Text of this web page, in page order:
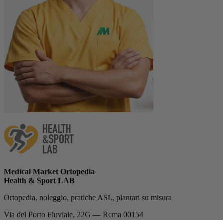
Medical Market Ortopedia
Health & Sport LAB
Ortopedia, noleggio, pratiche ASL, plantari su misura
Via del Porto Fluviale, 22G — Roma 00154